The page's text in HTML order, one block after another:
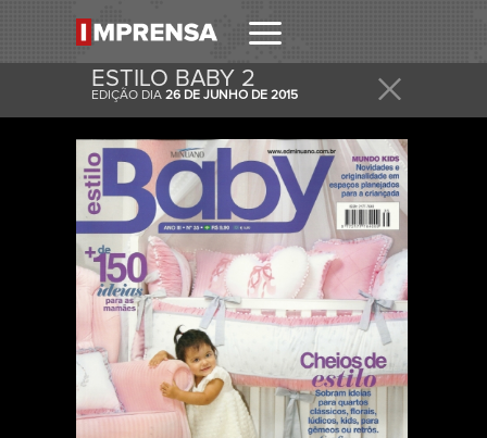
ESTILO BABY 2
EDIÇÃO DIA 26 DE JUNHO DE 2015
RECEBER
RECEBA ESTA E OUTRAS CAPAS NO SEU EMAIL
DIARIAMENTE.